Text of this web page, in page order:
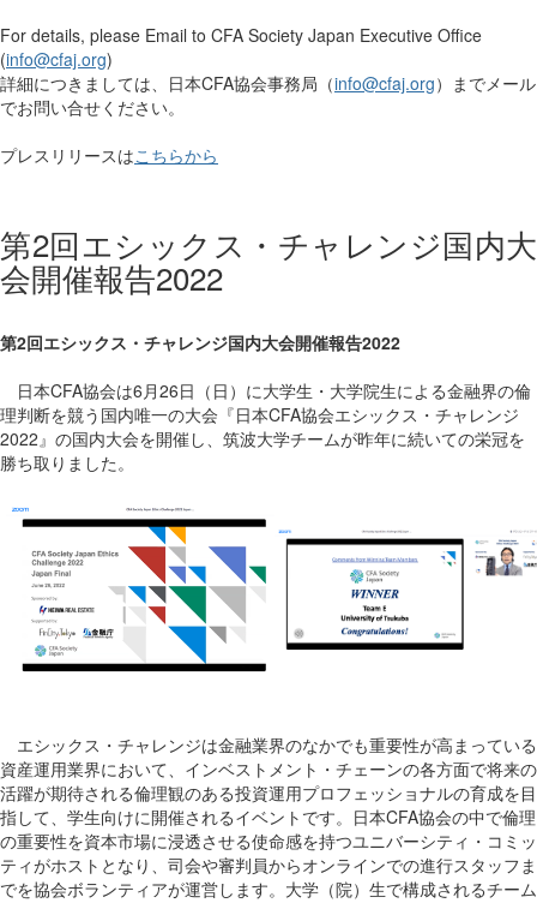
For details, please Email to CFA Society Japan Executive Office
(info@cfaj.org)
詳細につきましては、日本CFA協会事務局（info@cfaj.org）までメール
でお問い合せください。
プレスリリースはこちらから
第2回エシックス・チャレンジ国内大
会開催報告2022
第2回エシックス・チャレンジ国内大会開催報告2022
日本CFA協会は6月26日（日）に大学生・大学院生による金融界の倫
理判断を競う国内唯一の大会『日本CFA協会エシックス・チャレンジ
2022』の国内大会を開催し、筑波大学チームが昨年に続いての栄冠を
勝ち取りました。
エシックス・チャレンジは金融業界のなかでも重要性が高まっている
資産運用業界において、インベストメント・チェーンの各方面で将来の
活躍が期待される倫理観のある投資運用プロフェッショナルの育成を目
指して、学生向けに開催されるイベントです。日本CFA協会の中で倫理
の重要性を資本市場に浸透させる使命感を持つユニバーシティ・コミッ
ティがホストとなり、司会や審判員からオンラインでの進行スタッフま
でを協会ボランティアが運営します。大学（院）生で構成されるチーム